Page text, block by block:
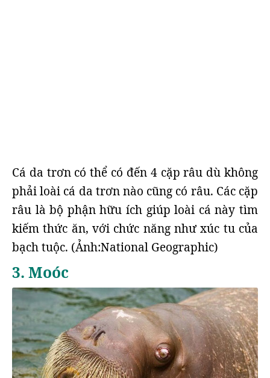
Cá da trơn có thể có đến 4 cặp râu dù không
phải loài cá da trơn nào cũng có râu. Các cặp
râu là bộ phận hữu ích giúp loài cá này tìm
kiếm thức ăn, với chức năng như xúc tu của
bạch tuộc. (Ảnh:National Geographic)
3. Moóc